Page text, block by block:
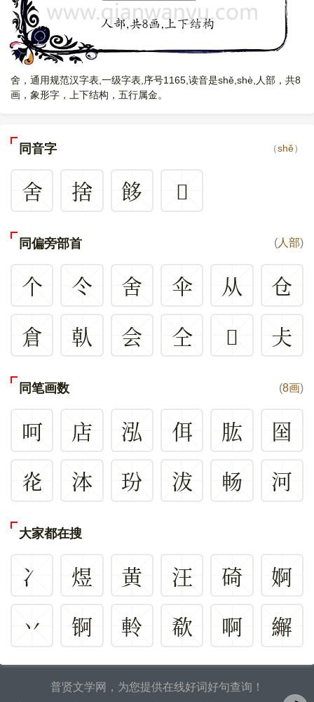
舍，通用规范汉字表,一级字表,序号1165,读音是shě,shè,人部，共8
画，象形字，上下结构，五行属金。
同音字 （shě）
舍 捨 䬷 𢉃
同偏旁部首 (人部)
个 仒 舍 伞 从
仓
倉
倝 会 仝 𠇋 仧
同笔画数 (8画)
呵 店 泓 佴 肱
囶
炛
泍 玢 沷 畅 河
大家都在搜
冫 煜 黄 汪 碕
婀
丷
锕 軨 欷 啊 繲
普贤文学网，为您提供在线好词好句查询！